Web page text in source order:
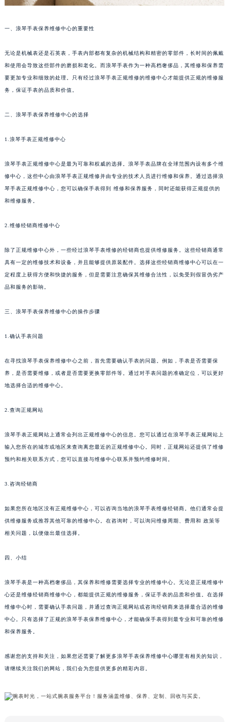
一、浪琴手表保养维修中心的重要性
无论是机械表还是石英表，手表内部都有复杂的机械结构和精密的零部件，长时间的佩戴
和使用会导致这些部件的磨损和老化。而浪琴手表作为一种高档奢侈品，其维修和保养需
要更加专业和细致的处理。只有经过浪琴手表正规维修的维修中心才能提供正规的维修服
务，保证手表的品质和价值。
二、浪琴手表保养维修中心的选择
1.浪琴手表正规维修中心
浪琴手表正规维修中心是最为可靠和权威的选择。浪琴手表品牌在全球范围内设有多个维
修中心，这些中心由浪琴手表正规维修并由专业的技术人员进行维修和保养。通过选择浪
琴手表正规维修中心，您可以确保手表得到 维修和保养服务，同时还能获得正规提供的
和维修服务。
2.维修经销商维修中心
除了正规维修中心外，一些经过浪琴手表维修的经销商也提供维修服务。这些经销商通常
具有一定的维修技术和设备，并且能够提供原装配件。选择这些经销商维修中心可以在一
定程度上获得方便和快捷的服务，但是需要注意确保其维修合法性，以免受到假冒伪劣产
品和服务的影响。
三、浪琴手表保养维修中心的操作步骤
1.确认手表问题
在寻找浪琴手表保养维修中心之前，首先需要确认手表的问题。例如，手表是否需要保
养，是否需要维修，或者是否需要更换零部件等。通过对手表问题的准确定位，可以更好
地选择合适的维修中心。
2.查询正规网站
浪琴手表正规网站上通常会列出正规维修中心的信息。您可以通过在浪琴手表正规网站上
输入您所在的城市或地区来查询离您最近的正规维修中心。同时，正规网站还提供了维修
预约和相关联系方式，您可以直接与维修中心联系并预约维修时间。
3.咨询经销商
如果您所在地区没有正规维修中心，可以咨询当地的浪琴手表维修经销商。他们通常会提
供维修服务或推荐其他可靠的维修中心。在咨询时，可以询问维修周期、费用和 政策等
相关问题，以便做出最佳选择。
四、小结
浪琴手表是一种高档奢侈品，其保养和维修需要选择专业的维修中心。无论是正规维修中
心还是维修经销商维修中心，都能提供正规的维修服务，保证手表的品质和价值。在选择
维修中心时，需要确认手表问题，并通过查询正规网站或咨询经销商来选择最合适的维修
中心。只有选择了正规的浪琴手表保养维修中心，才能确保手表得到最专业和可靠的维修
和保养服务。
感谢您的支持和关注，如果您还需要了解更多浪琴手表保养维修中心哪里有相关的知识，
请继续关注我们的网站，我们会为您提供更多的精彩内容。